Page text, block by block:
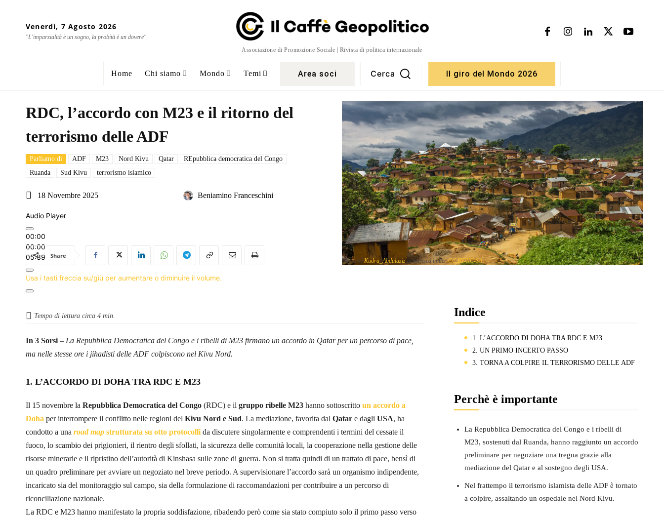
Venerdì, 7 Agosto 2026
"L'imparzialità è un sogno, la probità è un dovere"
Associazione di Promozione Sociale | Rivista di politica internazionale
Home Chi siamo Mondo Temi Area soci Cerca Il giro del Mondo 2026
RDC, l’accordo con M23 e il ritorno del
terrorismo delle ADF
Parliamo di ADF M23 Nord Kivu Qatar
REpubblica democratica del Congo
Ruanda
Sud Kivu terrorismo islamico
18 Novembre 2025 Beniamino Franceschini
Audio Player
00:00
00:00
05:39
Usa i tasti freccia su/giù per aumentare o diminuire il volume.
Share
Photo by Kudra_Abdulazizis licensed underCC BY-NC-SA
Tempo di lettura circa 4 min.
In 3 Sorsi – La Repubblica Democratica del Congo e i ribelli di M23 firmano un accordo in Qatar per un percorso di pace,
ma nelle stesse ore i jihadisti delle ADF colpiscono nel Kivu Nord.
1. L’ACCORDO DI DOHA TRA RDC E M23
Il 15 novembre la Repubblica Democratica del Congo (RDC) e il gruppo ribelle M23 hanno sottoscritto un accordo a
Doha per interrompere il conflitto nelle regioni del Kivu Nord e Sud. La mediazione, favorita dal Qatar e dagli USA, ha
condotto a una road map strutturata su otto protocolli da discutere singolarmente e comprendenti i termini del cessate il
fuoco, lo scambio dei prigionieri, il rientro degli sfollati, la sicurezza delle comunità locali, la cooperazione nella gestione delle
risorse minerarie e il ripristino dell’autorità di Kinshasa sulle zone di guerra. Non si tratta quindi di un trattato di pace, bensì di
un quadro preliminare per avviare un negoziato nel breve periodo. A supervisionare l’accordo sarà un organismo indipendente,
incaricato sia del monitoraggio sul campo, sia della formulazione di raccomandazioni per contribuire a un percorso di
riconciliazione nazionale.
La RDC e M23 hanno manifestato la propria soddisfazione, ribadendo però come sia stato compiuto solo il primo passo verso
Indice
1. L’ACCORDO DI DOHA TRA RDC E M23
2. UN PRIMO INCERTO PASSO
3. TORNA A COLPIRE IL TERRORISMO DELLE ADF
Perchè è importante
La Repubblica Democratica del Congo e i ribelli di
M23, sostenuti dal Ruanda, hanno raggiunto un accordo
preliminare per negoziare una tregua grazie alla
mediazione del Qatar e al sostegno degli USA.
Nel frattempo il terrorismo islamista delle ADF è tornato
a colpire, assaltando un ospedale nel Nord Kivu.